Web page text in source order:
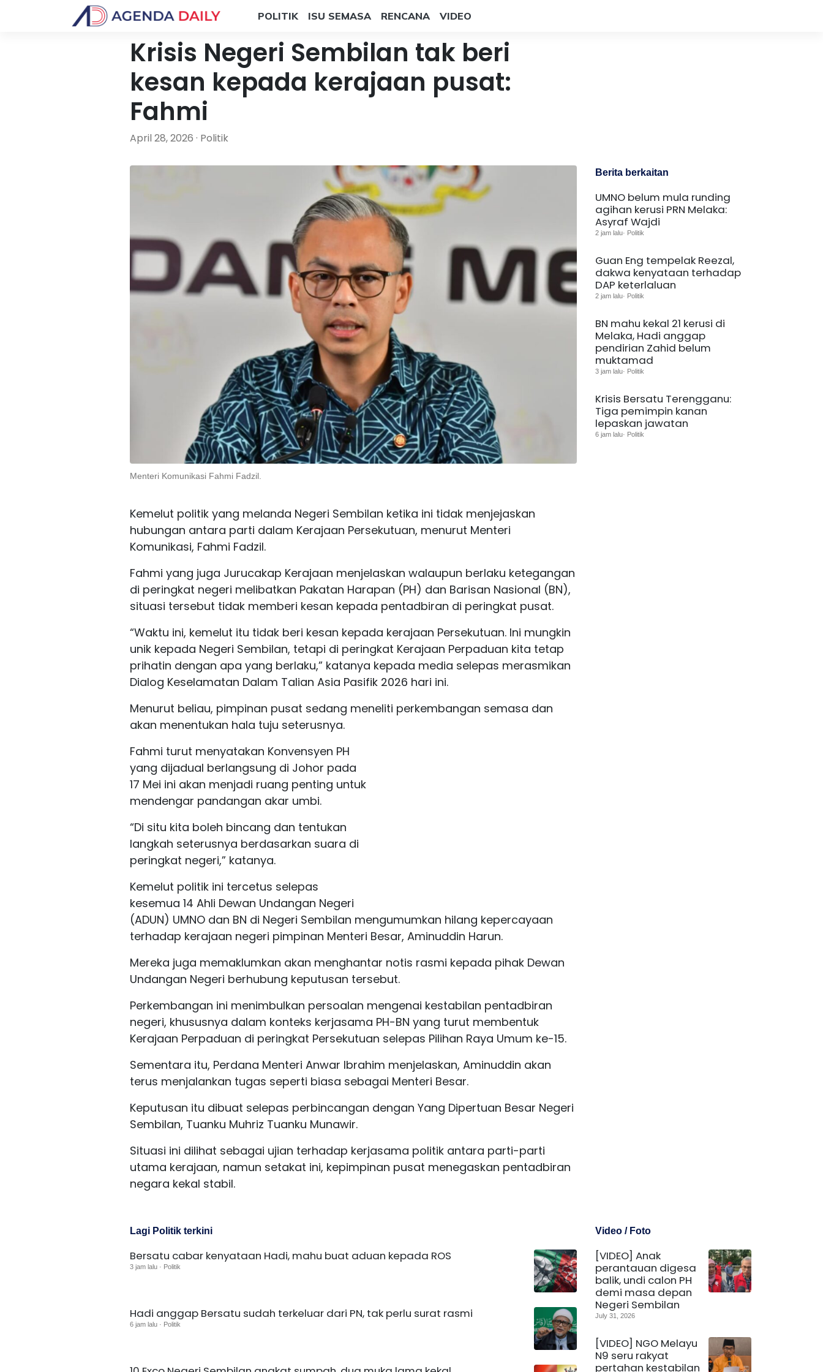
POLITIK ISU SEMASA RENCANA VIDEO
Krisis Negeri Sembilan tak beri
kesan kepada kerajaan pusat:
Fahmi
April 28, 2026 · Politik
Menteri Komunikasi Fahmi Fadzil.
Kemelut politik yang melanda Negeri Sembilan ketika ini tidak menjejaskan
hubungan antara parti dalam Kerajaan Persekutuan, menurut Menteri
Komunikasi, Fahmi Fadzil.
Fahmi yang juga Jurucakap Kerajaan menjelaskan walaupun berlaku ketegangan
di peringkat negeri melibatkan Pakatan Harapan (PH) dan Barisan Nasional (BN),
situasi tersebut tidak memberi kesan kepada pentadbiran di peringkat pusat.
“Waktu ini, kemelut itu tidak beri kesan kepada kerajaan Persekutuan. Ini mungkin
unik kepada Negeri Sembilan, tetapi di peringkat Kerajaan Perpaduan kita tetap
prihatin dengan apa yang berlaku,” katanya kepada media selepas merasmikan
Dialog Keselamatan Dalam Talian Asia Pasifik 2026 hari ini.
Menurut beliau, pimpinan pusat sedang meneliti perkembangan semasa dan
akan menentukan hala tuju seterusnya.
Fahmi turut menyatakan Konvensyen PH
yang dijadual berlangsung di Johor pada
17 Mei ini akan menjadi ruang penting untuk
mendengar pandangan akar umbi.
“Di situ kita boleh bincang dan tentukan
langkah seterusnya berdasarkan suara di
peringkat negeri,” katanya.
Kemelut politik ini tercetus selepas
kesemua 14 Ahli Dewan Undangan Negeri
(ADUN) UMNO dan BN di Negeri Sembilan mengumumkan hilang kepercayaan
terhadap kerajaan negeri pimpinan Menteri Besar, Aminuddin Harun.
Mereka juga memaklumkan akan menghantar notis rasmi kepada pihak Dewan
Undangan Negeri berhubung keputusan tersebut.
Perkembangan ini menimbulkan persoalan mengenai kestabilan pentadbiran
negeri, khususnya dalam konteks kerjasama PH-BN yang turut membentuk
Kerajaan Perpaduan di peringkat Persekutuan selepas Pilihan Raya Umum ke-15.
Sementara itu, Perdana Menteri Anwar Ibrahim menjelaskan, Aminuddin akan
terus menjalankan tugas seperti biasa sebagai Menteri Besar.
Keputusan itu dibuat selepas perbincangan dengan Yang Dipertuan Besar Negeri
Sembilan, Tuanku Muhriz Tuanku Munawir.
Situasi ini dilihat sebagai ujian terhadap kerjasama politik antara parti-parti
utama kerajaan, namun setakat ini, kepimpinan pusat menegaskan pentadbiran
negara kekal stabil.
Berita berkaitan
UMNO belum mula runding
agihan kerusi PRN Melaka:
Asyraf Wajdi
2 jam lalu· Politik
Guan Eng tempelak Reezal,
dakwa kenyataan terhadap
DAP keterlaluan
2 jam lalu· Politik
BN mahu kekal 21 kerusi di
Melaka, Hadi anggap
pendirian Zahid belum
muktamad
3 jam lalu· Politik
Krisis Bersatu Terengganu:
Tiga pemimpin kanan
lepaskan jawatan
6 jam lalu· Politik
Lagi Politik terkini
Bersatu cabar kenyataan Hadi, mahu buat aduan kepada ROS
3 jam lalu · Politik
Hadi anggap Bersatu sudah terkeluar dari PN, tak perlu surat rasmi
6 jam lalu · Politik
Video / Foto
[VIDEO] Anak
perantauan digesa
balik, undi calon PH
demi masa depan
Negeri Sembilan
July 31, 2026
[VIDEO] NGO Melayu
N9 seru rakyat
pertahan kestabilan